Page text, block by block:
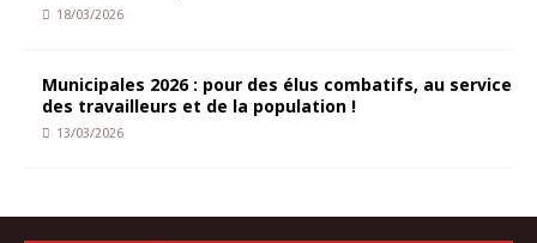
18/03/2026
Municipales 2026 : pour des élus combatifs, au service
des travailleurs et de la population !
13/03/2026